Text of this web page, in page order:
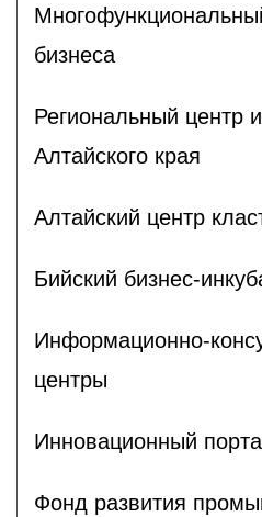
бизнеса
Региональный центр
Алтайского края
Алтайский центр
Бийский бизнес-
Информационно-
центры
Инновационный
Фонд развития